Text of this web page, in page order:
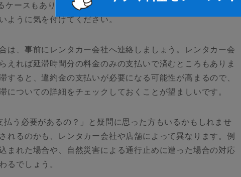
ースもあります。レンタカー会社を利用する際は、返却に
ように気を付けてください。
は、事前にレンタカー会社へ連絡しましょう。レンタカー会
えれば延滞時間分の料金のみの支払いで済むところもありま
すると、違約金の支払いが必要になる可能性が高まるので、
についての詳細をチェックしておくことが望ましいです。
払う必要があるの？」と疑問に思った方もいるかもしれませ
れるのかも、レンタカー会社や店舗によって異なります。例
まれた場合や、自然災害による通行止めに遭った場合の対応
るでしょう。